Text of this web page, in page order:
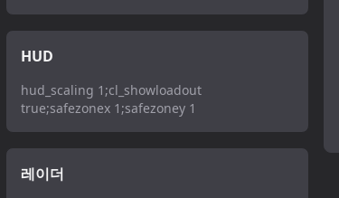
HUD
hud_scaling 1;cl_showloadout
true;safezonex 1;safezoney 1
레이더